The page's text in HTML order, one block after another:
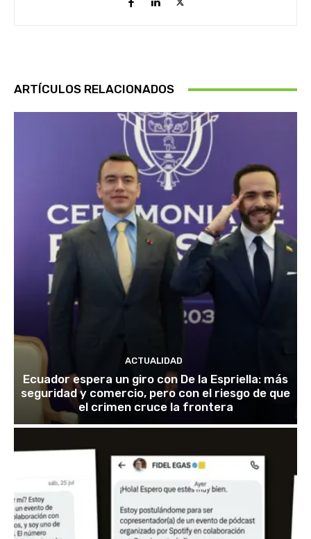
ARTÍCULOS RELACIONADOS
ACTUALIDAD
Ecuador espera un giro con De la Espriella: más
seguridad y comercio, pero con el riesgo de que
el crimen cruce la frontera